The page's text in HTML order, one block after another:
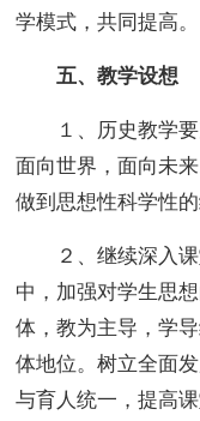
学模式，共同提高。
五、教学设想
１、历史教学要
面向世界，面向未
做到思想性科学性
２、继续深入课
中，加强对学生思
体，教为主导，学
体地位。树立全面
与育人统一，提高